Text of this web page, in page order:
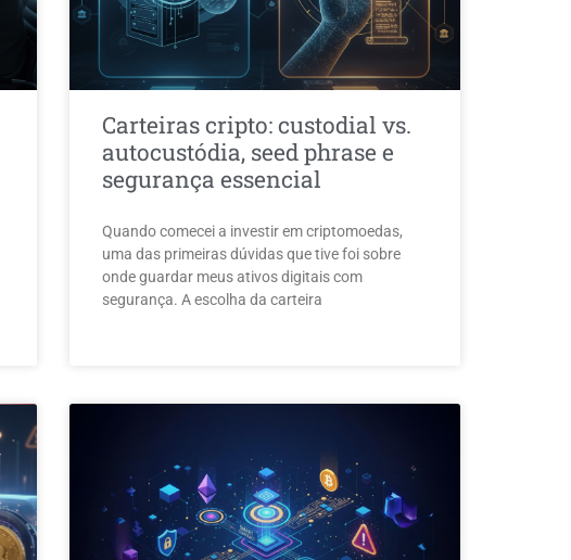
Carteiras cripto: custodial vs.
autocustódia, seed phrase e
segurança essencial
Quando comecei a investir em criptomoedas,
uma das primeiras dúvidas que tive foi sobre
onde guardar meus ativos digitais com
segurança. A escolha da carteira